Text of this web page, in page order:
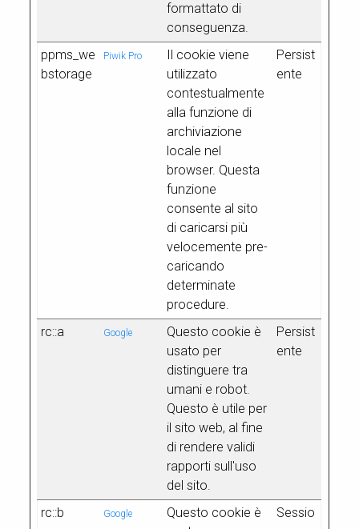
formattato di
conseguenza.
ppms_we
bstorage
Piwik Pro
Il cookie viene
utilizzato
contestualmente
alla funzione di
archiviazione
locale nel
browser. Questa
funzione
consente al sito
di caricarsi più
velocemente pre-
caricando
determinate
procedure.
Persist
ente
rc::a Google
Questo cookie è
usato per
distinguere tra
umani e robot.
Questo è utile per
il sito web, al fine
di rendere validi
rapporti sull'uso
del sito.
Persist
ente
rc::b Google
Questo cookie è
Sessio